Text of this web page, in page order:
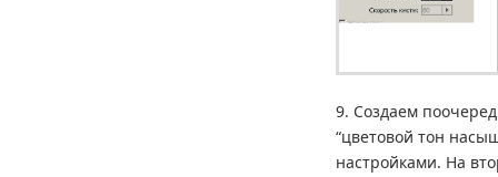
9. Создаем
“цветовой тон
настройками. На